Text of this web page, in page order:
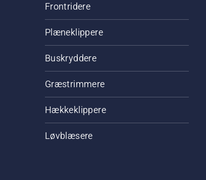
Frontridere
Plæneklippere
Buskryddere
Græstrimmere
Hækkeklippere
Løvblæsere